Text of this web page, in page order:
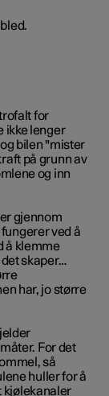
for
ikke lenger
bilen "mister
på grunn av
og inn
gjennom
ved å
å klemme
skaper…
har, jo større
For det
så
huller for å
kjølekanaler